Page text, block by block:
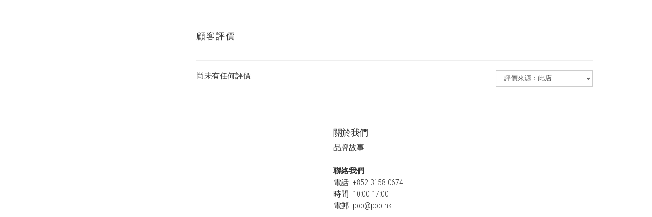
顧客評價
尚未有任何評價
關於我們
品牌故事
聯絡我們
電話 +852 3158 0674
時間 10:00-17:00
電郵 pob@pob.hk